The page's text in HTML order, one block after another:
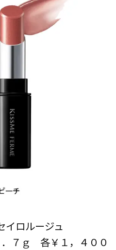
イロルージュ
７ｇ 各￥１，４００